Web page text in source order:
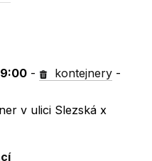
- kontejnery -
v ulici Slezská x